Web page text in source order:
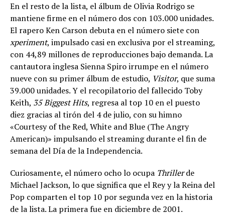
En el resto de la lista, el álbum de Olivia Rodrigo se
mantiene firme en el número dos con 103.000 unidades.
El rapero Ken Carson debuta en el número siete con
xperiment, impulsado casi en exclusiva por el streaming,
con 44,89 millones de reproducciones bajo demanda. La
cantautora inglesa Sienna Spiro irrumpe en el número
nueve con su primer álbum de estudio, Visitor, que suma
39.000 unidades. Y el recopilatorio del fallecido Toby
Keith, 35 Biggest Hits, regresa al top 10 en el puesto
diez gracias al tirón del 4 de julio, con su himno
«Courtesy of the Red, White and Blue (The Angry
American)» impulsando el streaming durante el fin de
semana del Día de la Independencia.
Curiosamente, el número ocho lo ocupa Thrillerde
Michael Jackson, lo que significa que el Rey y la Reina del
Pop comparten el top 10 por segunda vez en la historia
de la lista. La primera fue en diciembre de 2001.